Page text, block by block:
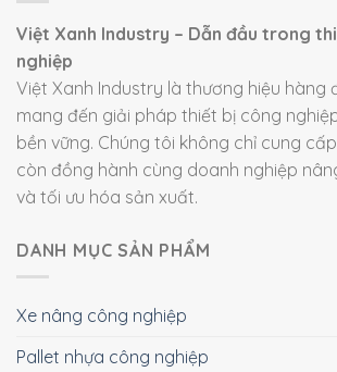
Việt Xanh Industry – Dẫn đầu trong
nghiệp
Việt Xanh Industry là thương hiệu hàng
mang đến giải pháp thiết bị công
bền vững. Chúng tôi không chỉ cung
còn đồng hành cùng doanh nghiệp
và tối ưu hóa sản xuất.
DANH MỤC SẢN PHẨM
Xe nâng công nghiệp
Pallet nhựa công nghiệp